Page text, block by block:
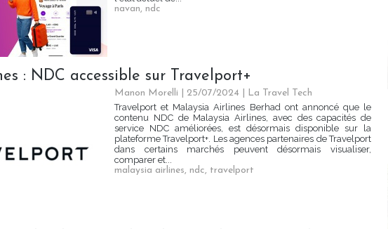
navan, ndc
: NDC accessible sur Travelport+
Manon Morelli | 25/07/2024
La Travel Tech
Travelport et Malaysia Airlines Berhad ont annoncé que le
contenu NDC de Malaysia Airlines, avec des capacités de
service NDC améliorées, est désormais disponible sur la
plateforme Travelport+. Les agences partenaires de Travelport
dans certains marchés peuvent désormais visualiser,
comparer et...
malaysia airlines, ndc, travelport